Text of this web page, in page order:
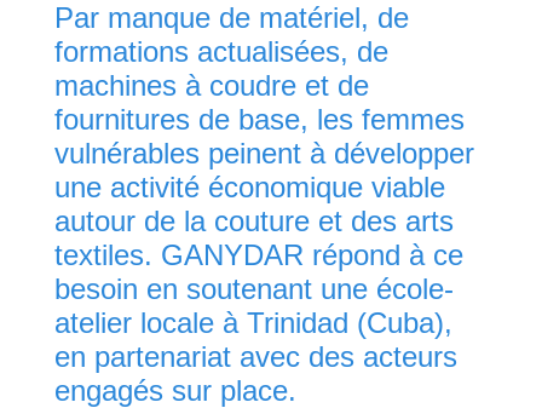
Par manque de matériel, de
formations actualisées, de
machines à coudre et de
fournitures de base, les femmes
vulnérables peinent à développer
une activité économique viable
autour de la couture et des arts
textiles. GANYDAR répond à ce
besoin en soutenant une école-
atelier locale à Trinidad (Cuba),
en partenariat avec des acteurs
engagés sur place.